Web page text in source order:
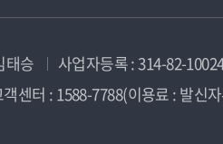
태승 사업자등록 : 314-82-
객센터 : 1588-7788(이용료 : 발신